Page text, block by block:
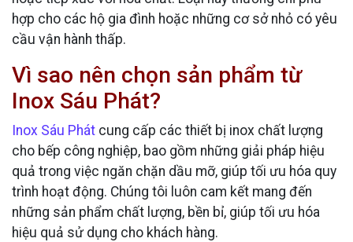
hợp cho các hộ gia đình hoặc những cơ sở nhỏ có yêu
cầu vận hành thấp.
Vì sao nên chọn sản phẩm từ
Inox Sáu Phát?
Inox Sáu Phát cung cấp các thiết bị inox chất lượng
cho bếp công nghiệp, bao gồm những giải pháp hiệu
quả trong việc ngăn chặn dầu mỡ, giúp tối ưu hóa quy
trình hoạt động. Chúng tôi luôn cam kết mang đến
những sản phẩm chất lượng, bền bỉ, giúp tối ưu hóa
hiệu quả sử dụng cho khách hàng.